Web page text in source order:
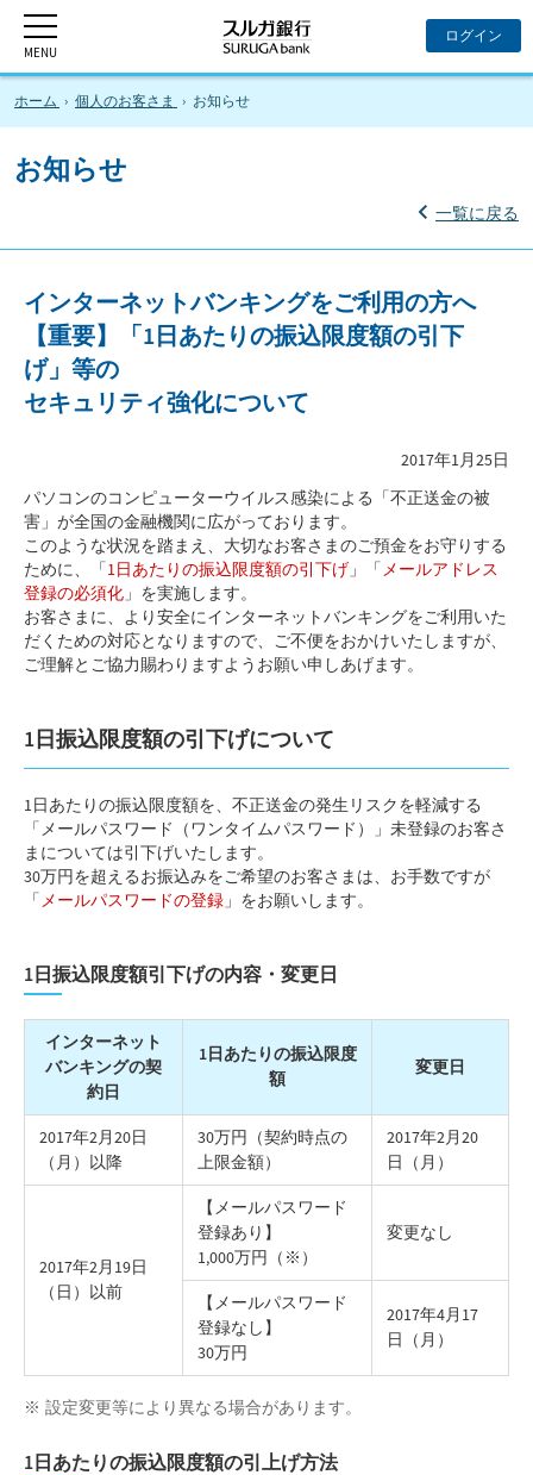
ホーム 個人のお客さま お知らせ
お知らせ
一覧に戻る
インターネットバンキングをご利用の方へ
【重要】「1日あたりの振込限度額の引下
げ」等の
セキュリティ強化について
2017年1月25日
パソコンのコンピューターウイルス感染による「不正送金の被
害」が全国の金融機関に広がっております。
このような状況を踏まえ、大切なお客さまのご預金をお守りする
ために、「1日あたりの振込限度額の引下げ 」「メールアドレス
登録の必須化 」を実施します。
お客さまに、より安全にインターネットバンキングをご利用いた
だくための対応となりますので、ご不便をおかけいたしますが、
ご理解とご協力賜わりますようお願い申しあげます。
1日振込限度額の引下げについて
1日あたりの振込限度額を、不正送金の発生リスクを軽減する
「メールパスワード（ワンタイムパスワード）」未登録のお客さ
まについては引下げいたします。
30万円を超えるお振込みをご希望のお客さまは、お手数ですが
「メールパスワードの登録 」をお願いします。
1日振込限度額引下げの内容・変更日
インターネット
バンキングの契
約日
1日あたりの振込限度
額
変更日
2017年2月20日
（月）以降
30万円（契約時点の
上限金額）
2017年2月20
日（月）
2017年2月19日
（日）以前
【メールパスワード
登録あり】
1,000万円（※）
変更なし
【メールパスワード
登録なし】
30万円
2017年4月17
日（月）
設定変更等により異なる場合があります。
1日あたりの振込限度額の引上げ方法